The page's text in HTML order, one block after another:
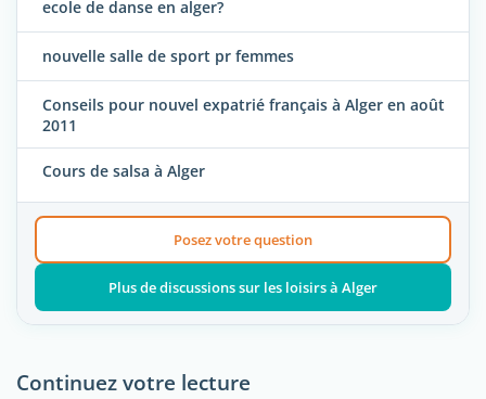
ecole de danse en alger?
nouvelle salle de sport pr femmes
Conseils pour nouvel expatrié français à Alger en août
2011
Cours de salsa à Alger
Posez votre question
Plus de discussions sur les loisirs à Alger
Continuez votre lecture